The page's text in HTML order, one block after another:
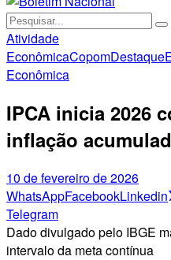
Atividade
EconômicaCopomDestaque
Econômica
IPCA inicia 2026
inflação
10 de fevereiro de 2026
WhatsAppFacebookLinkedin
Telegram
Dado divulgado pelo IBGE
intervalo da meta contínua